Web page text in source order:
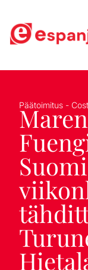
Päätoimitus -